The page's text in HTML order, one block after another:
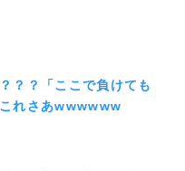
？？「ここで負けても
れさあwwwwww